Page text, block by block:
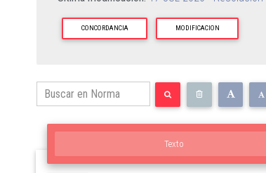
CONCORDANCIA MODIFICACION
Texto